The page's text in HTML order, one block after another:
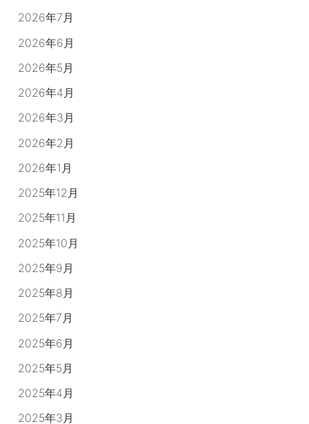
2026年7月
2026年6月
2026年5月
2026年4月
2026年3月
2026年2月
2026年1月
2025年12月
2025年11月
2025年10月
2025年9月
2025年8月
2025年7月
2025年6月
2025年5月
2025年4月
2025年3月